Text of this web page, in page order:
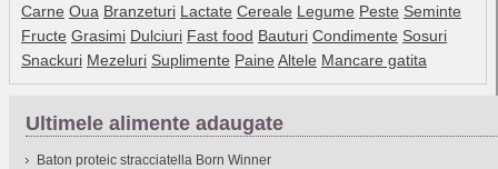
Carne Oua Branzeturi Lactate Cereale Legume Peste Seminte
Fructe Grasimi Dulciuri Fast food Bauturi Condimente Sosuri
Snackuri Mezeluri Suplimente Paine Altele Mancare gatita
Ultimele alimente adaugate
Baton proteic stracciatella Born Winner